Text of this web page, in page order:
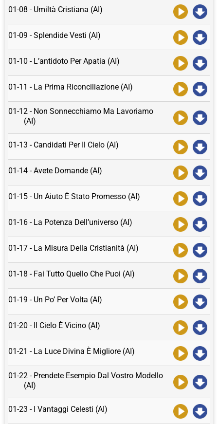
01-08 - Umiltà Cristiana (AI)
01-09 - Splendide Vesti (AI)
01-10 - L’antidoto Per Apatia (AI)
01-11 - La Prima Riconciliazione (AI)
01-12 - Non Sonnecchiamo Ma Lavoriamo
(AI)
01-13 - Candidati Per Il Cielo (AI)
01-14 - Avete Domande (AI)
01-15 - Un Aiuto È Stato Promesso (AI)
01-16 - La Potenza Dell’universo (AI)
01-17 - La Misura Della Cristianità (AI)
01-18 - Fai Tutto Quello Che Puoi (AI)
01-19 - Un Po’ Per Volta (AI)
01-20 - Il Cielo È Vicino (AI)
01-21 - La Luce Divina È Migliore (AI)
01-22 - Prendete Esempio Dal Vostro Modello
(AI)
01-23 - I Vantaggi Celesti (AI)